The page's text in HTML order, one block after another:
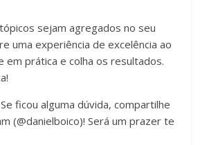
sejam agregados no seu
uma experiência de excelência ao
em prática e colha os resultados.
ficou alguma dúvida, compartilhe
(@danielboico)! Será um prazer te